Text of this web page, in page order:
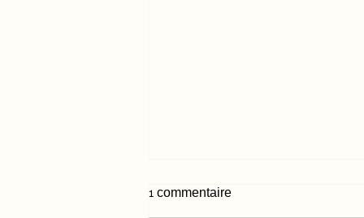
1 commentaire